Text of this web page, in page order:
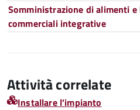
Somministrazione di alimenti
commerciali integrative
Attività correlate
Installare l'impianto